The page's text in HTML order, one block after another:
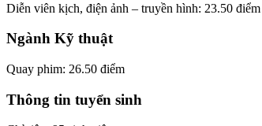
Diễn viên kịch, điện ảnh – truyền hình: 23.50 điểm
Ngành Kỹ thuật
Quay phim: 26.50 điểm
Thông tin tuyển sinh